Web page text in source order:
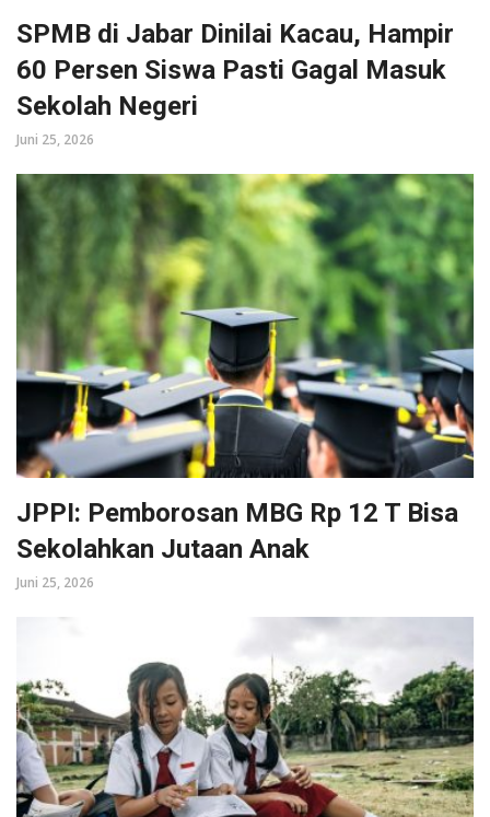
SPMB di Jabar Dinilai Kacau, Hampir
60 Persen Siswa Pasti Gagal Masuk
Sekolah Negeri
Juni 25, 2026
JPPI: Pemborosan MBG Rp 12 T Bisa
Sekolahkan Jutaan Anak
Juni 25, 2026